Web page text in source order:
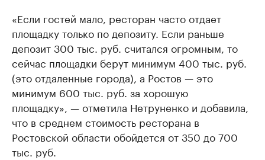
«Если гостей мало, ресторан часто отдает
площадку только по депозиту. Если раньше
депозит 300 тыс. руб. считался огромным, то
сейчас площадки берут минимум 400 тыс. руб.
(это отдаленные города), а Ростов — это
минимум 600 тыс. руб. за хорошую
площадку», — отметила Нетруненко и добавила,
что в среднем стоимость ресторана в
Ростовской области обойдется от 350 до 700
тыс. руб.